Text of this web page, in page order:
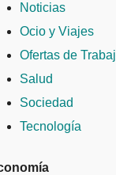
Noticias
Ocio y Viajes
Ofertas de
Salud
Sociedad
Tecnología